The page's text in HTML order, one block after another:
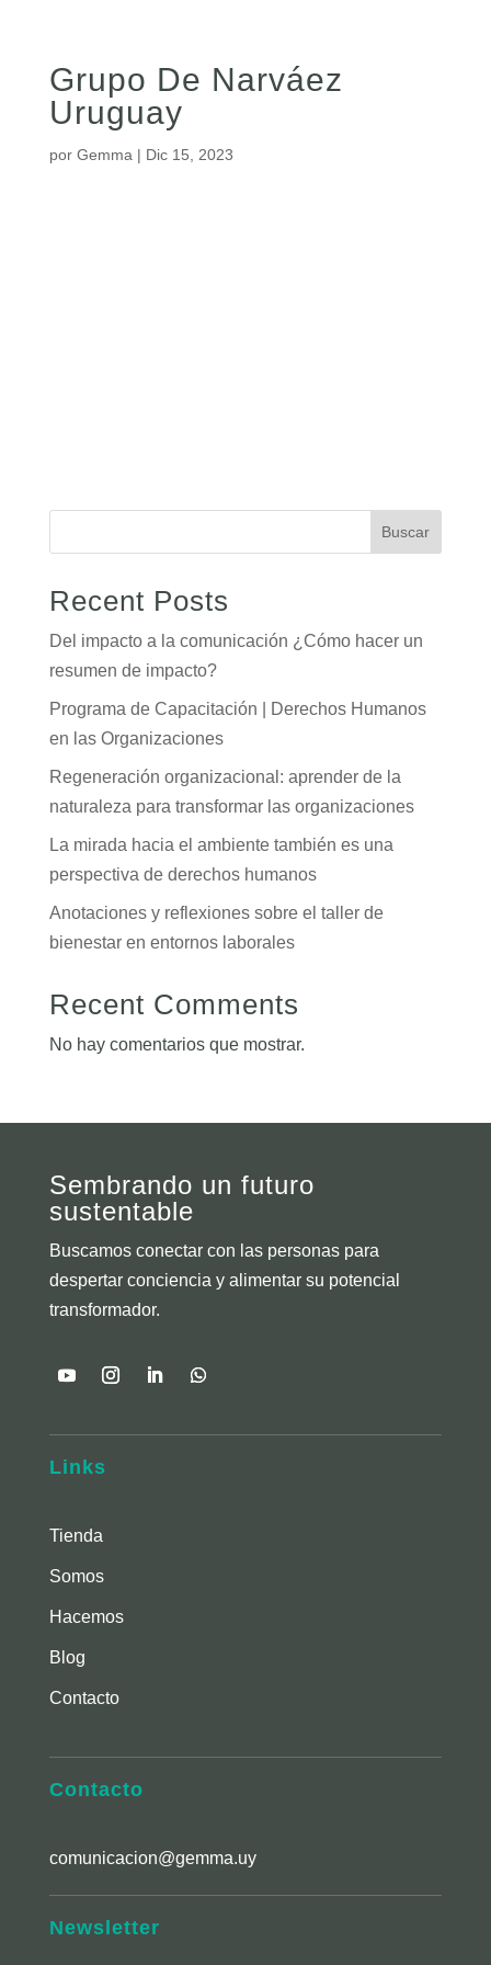
Grupo De Narváez
Uruguay
por Gemma | Dic 15, 2023
Buscar
Recent Posts
Del impacto a la comunicación ¿Cómo hacer un
resumen de impacto?
Programa de Capacitación | Derechos Humanos
en las Organizaciones
Regeneración organizacional: aprender de la
naturaleza para transformar las organizaciones
La mirada hacia el ambiente también es una
perspectiva de derechos humanos
Anotaciones y reflexiones sobre el taller de
bienestar en entornos laborales
Recent Comments
No hay comentarios que mostrar.
Sembrando un futuro
sustentable
Buscamos conectar con las personas para
despertar conciencia y alimentar su potencial
transformador.
Links
Tienda
Somos
Hacemos
Blog
Contacto
Contacto
comunicacion@gemma.uy
Newsletter